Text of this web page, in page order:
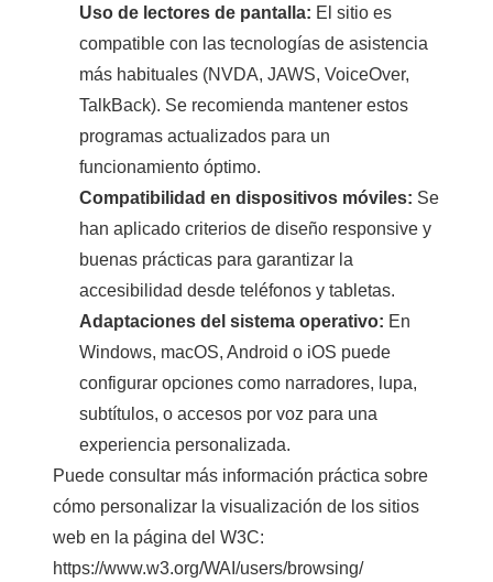
Uso de lectores de pantalla: El sitio es
compatible con las tecnologías de asistencia
más habituales (NVDA, JAWS, VoiceOver,
TalkBack). Se recomienda mantener estos
programas actualizados para un
funcionamiento óptimo.
Compatibilidad en dispositivos móviles: Se
han aplicado criterios de diseño responsive y
buenas prácticas para garantizar la
accesibilidad desde teléfonos y tabletas.
Adaptaciones del sistema operativo: En
Windows, macOS, Android o iOS puede
configurar opciones como narradores, lupa,
subtítulos, o accesos por voz para una
experiencia personalizada.
Puede consultar más información práctica sobre
cómo personalizar la visualización de los sitios
web en la página del W3C:
https://www.w3.org/WAI/users/browsing/